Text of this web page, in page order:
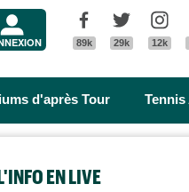
Facebook
89k
Twitter
29k 12k
d'après Tour Tennis
EN LIVE